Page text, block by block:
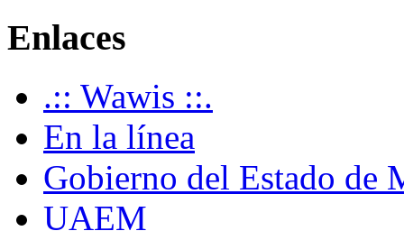
Enlaces
.:: Wawis ::.
En la línea
Gobierno del Estado de
UAEM